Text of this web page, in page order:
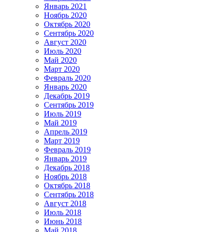
Январь 2021
Ноябрь 2020
Октябрь 2020
Сентябрь 2020
Август 2020
Июль 2020
Май 2020
Март 2020
Февраль 2020
Январь 2020
Декабрь 2019
Сентябрь 2019
Июль 2019
Май 2019
Апрель 2019
Март 2019
Февраль 2019
Январь 2019
Декабрь 2018
Ноябрь 2018
Октябрь 2018
Сентябрь 2018
Август 2018
Июль 2018
Июнь 2018